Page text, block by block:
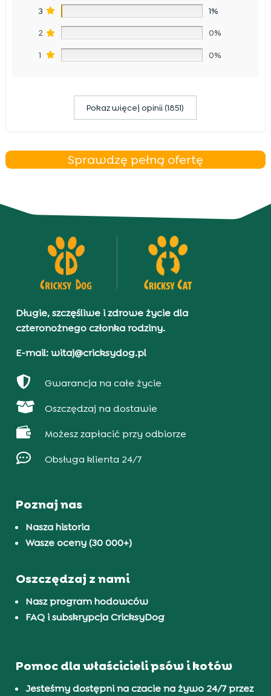
3 1%
2 0%
1 0%
Pokaz więcej opinii (1851)
Sprawdzę pełną ofertę
Długie, szczęśliwe i zdrowe życie dla
czteronożnego członka rodziny.
E-mail: witaj@cricksydog.pl
 Gwarancja na całe życie
 Oszczędzaj na dostawie
 Możesz zapłacić przy odbiorze
 Obsługa klienta 24/7
Poznaj nas
Nasza historia
Wasze oceny (30 000+)
Oszczędzaj z nami
Nasz program hodowców
FAQ i subskrypcja CricksyDog
Pomoc dla właścicieli psów i kotów
Jesteśmy dostępni na czacie na żywo 24/7 przez